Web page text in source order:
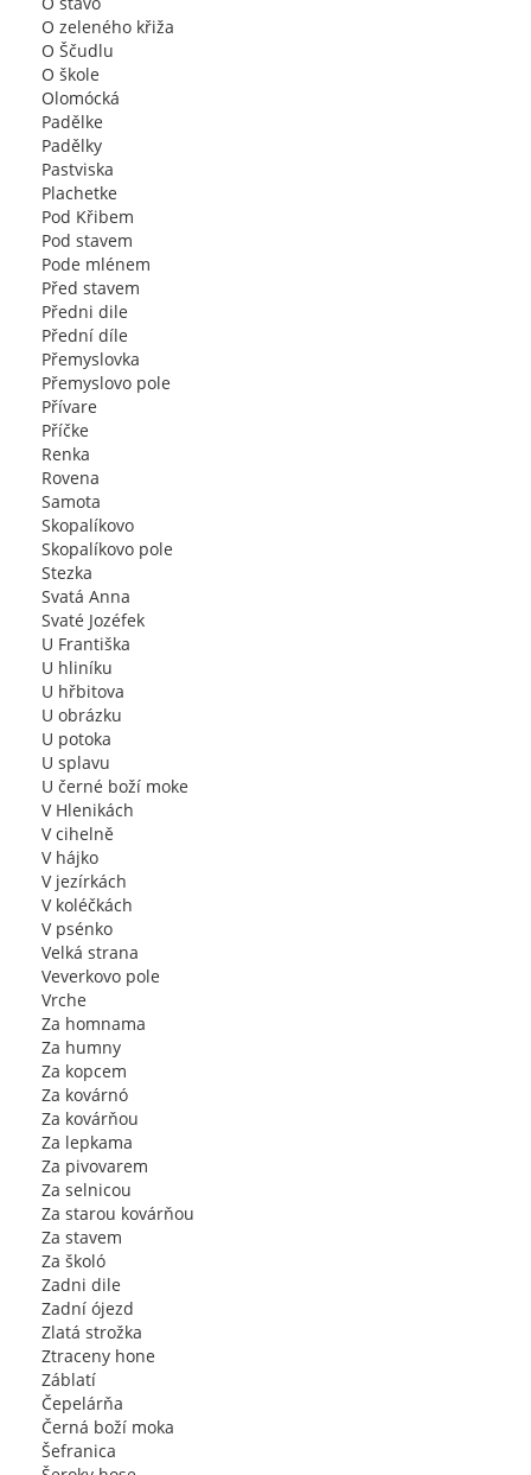
O zeleného křiža
O Ščudlu
O škole
Olomócká
Padělke
Padělky
Pastviska
Plachetke
Pod Křibem
Pod stavem
Pode mlénem
Před stavem
Předni dile
Přední díle
Přemyslovka
Přemyslovo pole
Přívare
Příčke
Renka
Rovena
Samota
Skopalíkovo
Skopalíkovo pole
Stezka
Svatá Anna
Svaté Jozéfek
U Františka
U hliníku
U hřbitova
U obrázku
U potoka
U splavu
U černé boží moke
V Hlenikách
V cihelně
V hájko
V jezírkách
V koléčkách
V psénko
Velká strana
Veverkovo pole
Vrche
Za homnama
Za humny
Za kopcem
Za kovárnó
Za kovárňou
Za lepkama
Za pivovarem
Za selnicou
Za starou kovárňou
Za stavem
Za školó
Zadni dile
Zadní ójezd
Zlatá strožka
Ztraceny hone
Záblatí
Čepelárňa
Černá boží moka
Šefranica